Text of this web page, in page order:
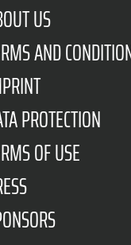
US
AND
PROTECTION
OF USE